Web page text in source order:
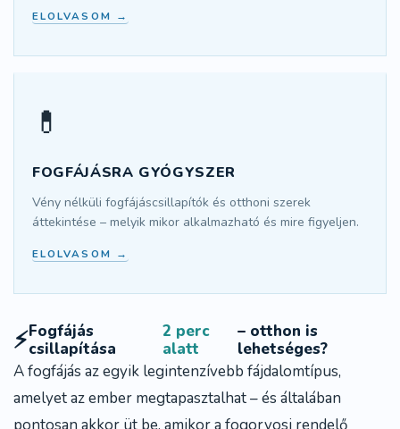
ELOLVASOM →
💊
FOGFÁJÁSRA GYÓGYSZER
Vény nélküli fogfájáscsillapítók és otthoni szerek
áttekintése – melyik mikor alkalmazható és mire figyeljen.
ELOLVASOM →
⚡Fogfájás
csillapítása
2 perc
alatt
– otthon is
lehetséges?
A fogfájás az egyik legintenzívebb fájdalomtípus,
amelyet az ember megtapasztalhat – és általában